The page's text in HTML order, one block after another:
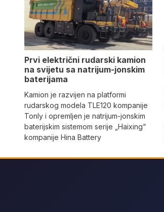
Prvi električni rudarski kamion
na svijetu sa natrijum-jonskim
baterijama
Kamion je razvijen na platformi
rudarskog modela TLE120 kompanije
Tonly i opremljen je natrijum-jonskim
baterijskim sistemom serije „Haixing“
kompanije Hina Battery